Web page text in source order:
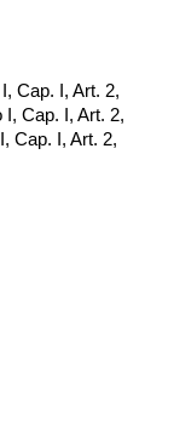
Cap. I, Art. 2,
I, Cap. I, Art. 2,
Cap. I, Art. 2,